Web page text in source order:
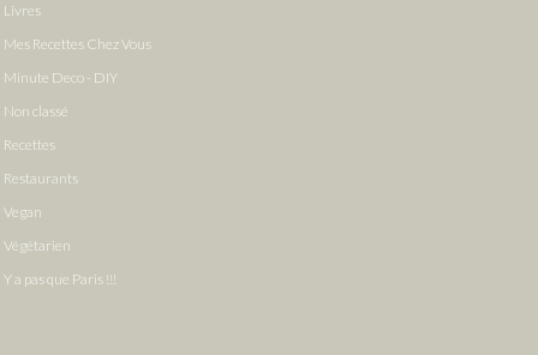
Livres
Mes Recettes Chez Vous
Minute Deco - DIY
Non classé
Recettes
Restaurants
Vegan
Végétarien
Y a pas que Paris !!!